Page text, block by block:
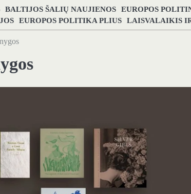
BALTIJOS ŠALIŲ NAUJIENOS EUROPOS
EUROPOS POLITIKA PLIUS LAISVALAIKIS